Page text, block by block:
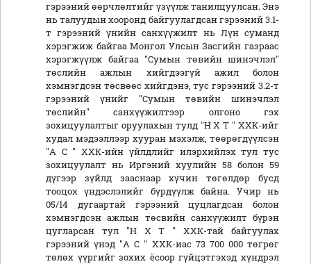
гэрээний өөрчлөлтийг үзүүлж танилцуулсан. Энэ
нь талуудын хооронд байгуулагдсан гэрээний 3.1-
т гэрээний үнийн санхүүжилт нь Лүн суманд
хэрэгжиж байгаа Монгол Улсын Засгийн газраас
хэрэгжүүлж байгаа "Сумын төвийн шинэчлэл"
төслийн ажлын хийгдээгүй ажил болон
хэмнэгдсэн төсвөөс хийгдэнэ, тус гэрээний 3.2-т
гэрээний үнийг "Сумын төвийн шинэчлэл
төслийн" санхүүжилтээр олгоно гэх
зохицуулалтыг оруулахын тулд "Н Х Т " ХХК-ийг
худал мэдээллээр хууран мэхэлж, төөрөгдүүлсэн
"А С " ХХК-ийн үйлдлийг илэрхийлэх тул тус
зохицуулалт нь Иргэний хуулийн 58 болон 59
дүгээр зүйлд зааснаар хүчин төгөлдөр бусд
тооцох үндэслэлийг бүрдүүлж байна. Учир нь
05/14 дугаартай гэрээний цуцлагдсан болон
хэмнэгдсэн ажлын төсвийн санхүүжилт бүрэн
цугларсан тул "Н Х Т " ХХК-тай байгуулах
гэрээний үнэд "А С " ХХК-иас 73 700 000 төгрөг
төлөх үүргийг зохих ёсоор гүйцэтгэхэд хүндрэл